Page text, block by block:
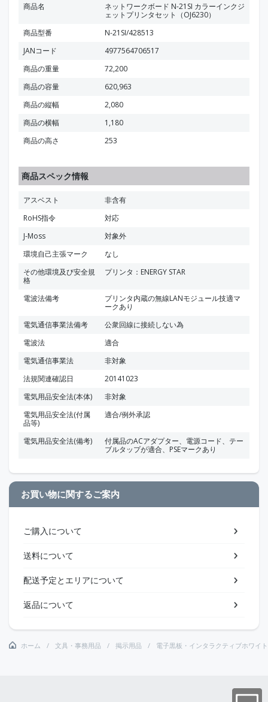
商品名
ネットワークボード N-21SI カラーインクジ
ェットプリンタセット（OJ6230）
商品型番
N-21SI/428513
JANコード
4977564706517
商品の重量
72,200
商品の容量
620,963
商品の縦幅
2,080
商品の横幅
1,180
商品の高さ
253
商品スペック情報
アスベスト
非含有
RoHS指令
対応
J-Moss
対象外
環境自己主張マーク
なし
その他環境及び安全規
格
プリンタ：ENERGY STAR
電波法備考
プリンタ内蔵の無線LANモジュール技適マ
ークあり
電気通信事業法備考
公衆回線に接続しない為
電波法
適合
電気通信事業法
非対象
法規関連確認日
20141023
電気用品安全法(本体)
非対象
電気用品安全法(付属
品等)
適合/例外承認
電気用品安全法(備考)
付属品のACアダプター、電源コード、テー
ブルタップが適合、PSEマークあり
お買い物に関するご案内
ご購入について
送料について
配送予定とエリアについて
返品について
ホーム 文具・事務用品 掲示用品 電子黒板・インタラクティブホワイ